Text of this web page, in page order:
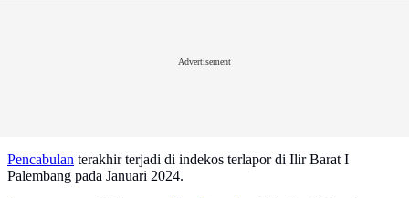
Advertisement
Pencabulan terakhir terjadi di indekos terlapor di Ilir Barat I
Palembang pada Januari 2024.